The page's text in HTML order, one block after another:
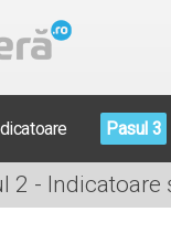
Pasul 3
2 -